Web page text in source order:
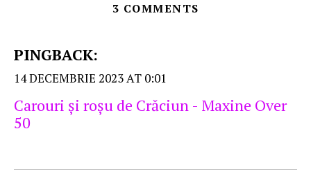
3 COMMENTS
PINGBACK:
14 DECEMBRIE 2023 AT 0:01
Carouri şi roşu de Crăciun - Maxine Over
50